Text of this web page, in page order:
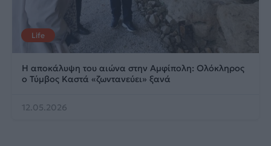
Life
Η αποκάλυψη του αιώνα στην Αμφίπολη: Ολόκληρος
ο Τύμβος Καστά «ζωντανεύει» ξανά
12.05.2026